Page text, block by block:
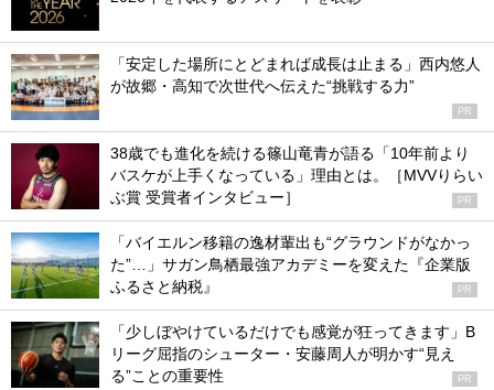
「安定した場所にとどまれば成長は止まる」西内悠人
が故郷・高知で次世代へ伝えた“挑戦する力”
PR
38歳でも進化を続ける篠山竜青が語る「10年前より
バスケが上手くなっている」理由とは。［MVVりらい
ぶ賞 受賞者インタビュー］
PR
「バイエルン移籍の逸材輩出も“グラウンドがなかっ
た”…」サガン鳥栖最強アカデミーを変えた『企業版
ふるさと納税』
PR
「少しぼやけているだけでも感覚が狂ってきます」B
リーグ屈指のシューター・安藤周人が明かす“見え
る”ことの重要性
PR